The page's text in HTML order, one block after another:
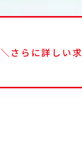
＼さらに詳しい